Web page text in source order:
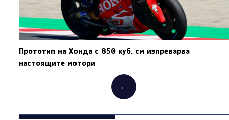
Прототип на Хонда с 850 куб. см изпреварва
настоящите мотори
←